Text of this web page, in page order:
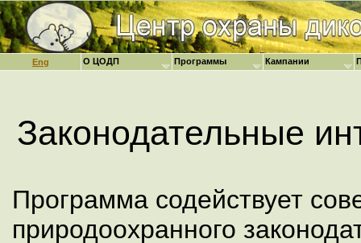
Eng
Законодательные
Программа содействует
природоохранного
О ЦОДП Программы Кампании